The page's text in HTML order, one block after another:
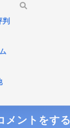
メントをする